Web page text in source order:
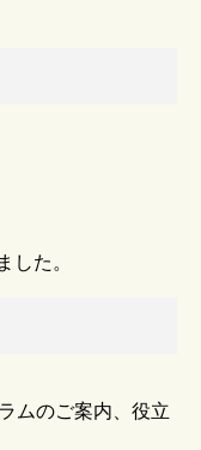
した。
ムのご案内、役立